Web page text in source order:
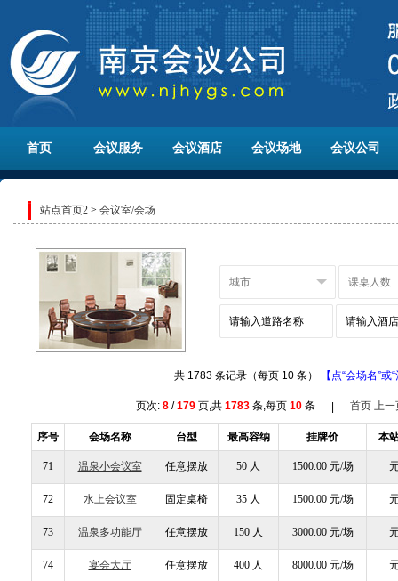
首页 会议服务 会议酒店 会议场地 会议公司
站点首页2 > 会议室/会场
共 1783 条记录（每页 10 条） 【点“会场名”
页次: 8/179页,共 1783条,每页 10条 首页 上一
序号 会场名称 台型 最高容纳 挂牌价 本
71 温泉小会议室 任意摆放 50 人 1500.00 元/场 元
72 水上会议室 固定桌椅 35 人 1500.00 元/场 元
73 温泉多功能厅 任意摆放 150 人 3000.00 元/场 元
74 宴会大厅 任意摆放 400 人 8000.00 元/场 元